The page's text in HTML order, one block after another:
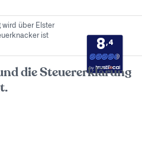
wird über Elster
ist
8,4
by
die Steuererklärung